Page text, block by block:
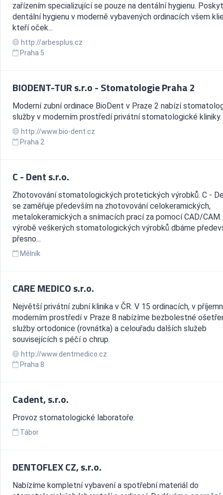
zařízením specializující se pouze na dentální hygienu.
dentální hygienu v moderně vybavených ordinacích všem
kteří oček...
http://arbesplus.cz
Praha 5
BIODENT-TUR s.r.o - Stomatologie Praha 2
Moderní zubní ordinace BioDent v Praze 2 nabízí
služby v moderním prostředí privátní stomatologické kliniky.
http://www.bio-dent.cz
Praha 2
C - Dent s.r.o.
Zhotovování stomatologických protetických výrobků. C -
se zaměřuje především na zhotovování celokeramických,
metalokeramických a snímacích prací za pomocí CAD/CAM.
výrobě veškerých stomatologických výrobků dbáme
přesno...
Mělník
CARE MEDICO s.r.o.
Největší privátní zubní klinika v ČR. V 15 ordinacích, v
moderním prostředí v Praze 8 nabízíme bezbolestné
služby ortodonice (rovnátka) a celouřadu dalších služeb
souvisejících s péčí o chrup.
http://www.dentmedico.cz
Praha 8
Cadent, s.r.o.
Provoz stomatologické laboratoře.
Tábor
DENTOFLEX CZ, s.r.o.
Nabízíme kompletní vybavení a spotřební materiál do